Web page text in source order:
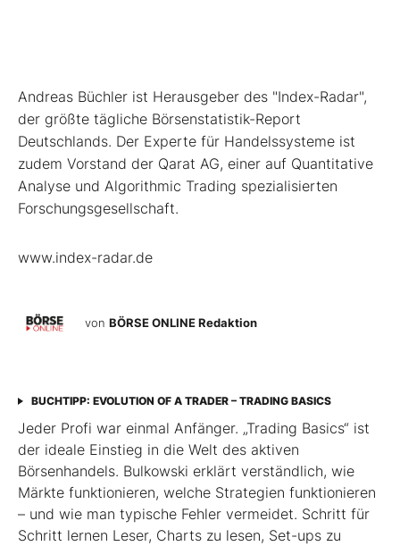
Andreas Büchler ist Herausgeber des "Index-Radar",
der größte tägliche Börsenstatistik-Report
Deutschlands. Der Experte für Handelssysteme ist
zudem Vorstand der Qarat AG, einer auf Quantitative
Analyse und Algorithmic Trading spezialisierten
Forschungsgesellschaft.
www.index-radar.de
von BÖRSE ONLINE Redaktion
BUCHTIPP: EVOLUTION OF A TRADER – TRADING BASICS
Jeder Profi war einmal Anfänger. „Trading Basics“ ist
der ideale Einstieg in die Welt des aktiven
Börsenhandels. Bulkowski erklärt verständlich, wie
Märkte funktionieren, welche Strategien funktionieren
– und wie man typische Fehler vermeidet. Schritt für
Schritt lernen Leser, Charts zu lesen, Set-ups zu